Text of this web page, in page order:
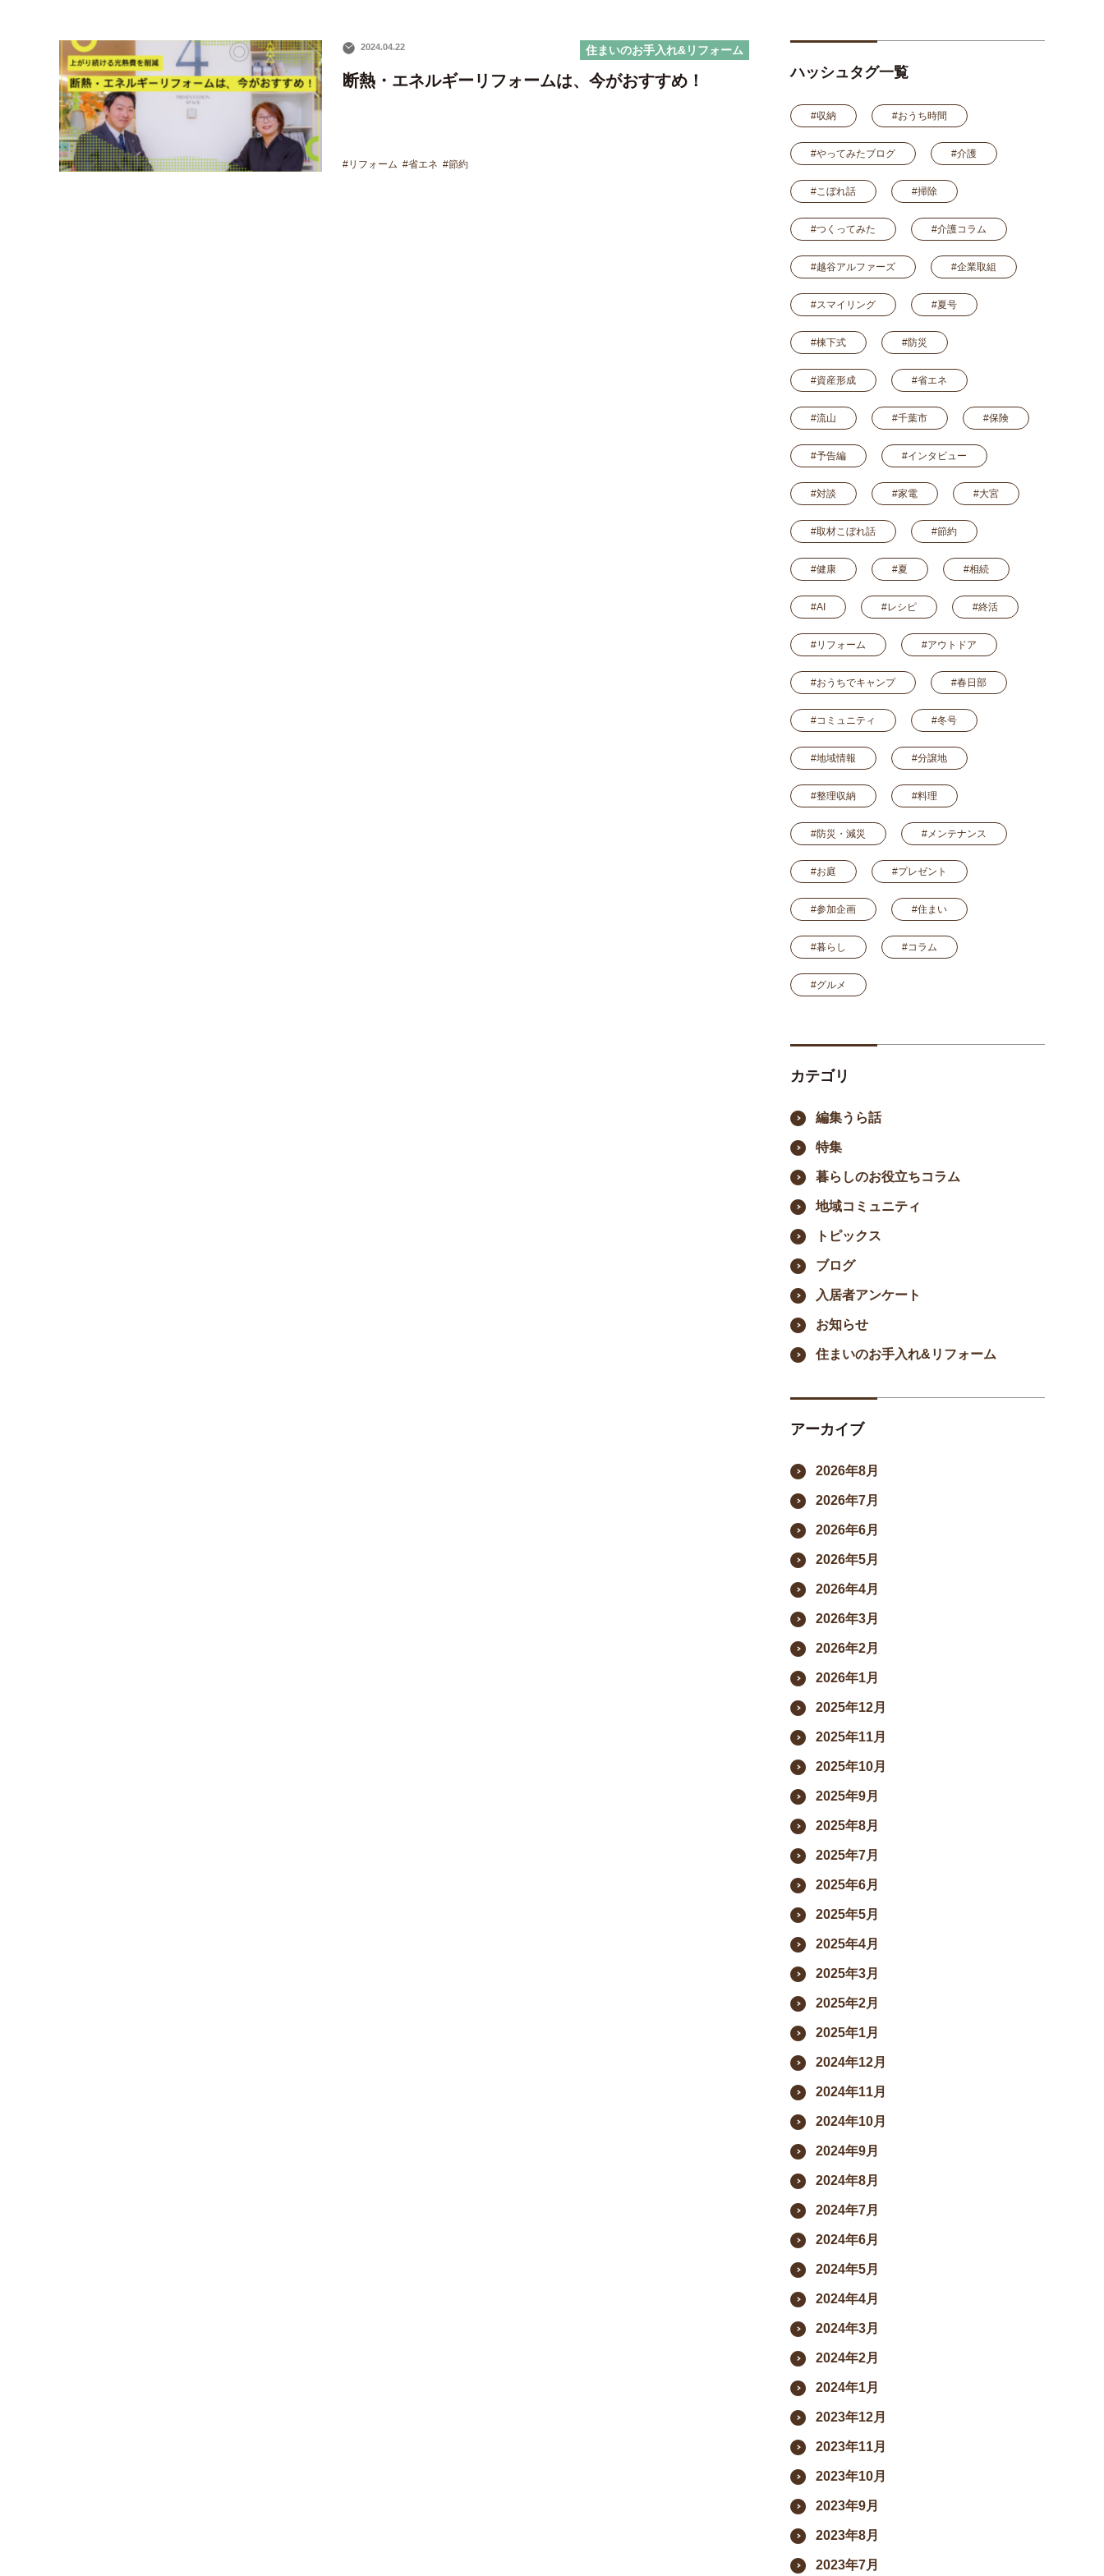
住まいのお手入れ&リフォーム
暮らしのお役立ちコラム
プライバシーポリシー
YouTube
住まいのお手入れ&リフォーム
2024.04.22
断熱・エネルギーリフォームは、今がおすすめ！
#リフォーム #省エネ #節約
ハッシュタグ一覧
#収納 #おうち時間
#やってみたブログ #介護
#こぼれ話 #掃除
#つくってみた #介護コラム
#越谷アルファーズ #企業取組
#スマイリング #夏号
#棟下式 #防災
#資産形成 #省エネ
#流山 #千葉市 #保険
#予告編 #インタビュー
#対談 #家電 #大宮
#取材こぼれ話 #節約
#健康 #夏 #相続
#AI #レシピ #終活
#リフォーム #アウトドア
#おうちでキャンプ #春日部
#コミュニティ #冬号
#地域情報 #分譲地
#整理収納 #料理
#防災・減災 #メンテナンス
#お庭 #プレゼント
#参加企画 #住まい
#暮らし #コラム
#グルメ
カテゴリ
編集うら話
特集
暮らしのお役立ちコラム
地域コミュニティ
トピックス
ブログ
入居者アンケート
お知らせ
住まいのお手入れ&リフォーム
アーカイブ
2026年8月
2026年7月
2026年6月
2026年5月
2026年4月
2026年3月
2026年2月
2026年1月
2025年12月
2025年11月
2025年10月
2025年9月
2025年8月
2025年7月
2025年6月
2025年5月
2025年4月
2025年3月
2025年2月
2025年1月
2024年12月
2024年11月
2024年10月
2024年9月
2024年8月
2024年7月
2024年6月
2024年5月
2024年4月
2024年3月
2024年2月
2024年1月
2023年12月
2023年11月
2023年10月
2023年9月
2023年8月
2023年7月